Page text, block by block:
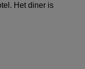
Het diner is